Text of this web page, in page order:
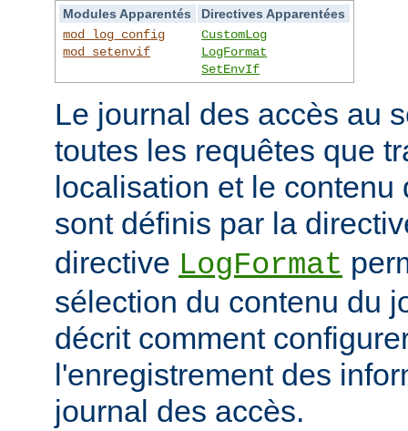
Modules Apparentés
Directives Apparentées
mod_log_config
mod_setenvif
CustomLog
LogFormat
SetEnvIf
Le journal des accès au
toutes les requêtes que
localisation et le
sont définis par la
directive LogFormat
sélection du contenu du
décrit comment
l'enregistrement des
journal des accès.